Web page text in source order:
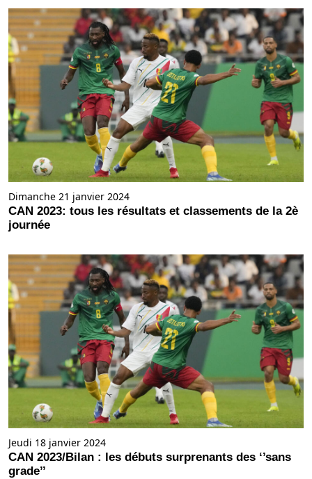
Dimanche 21 janvier 2024
CAN 2023: tous les résultats et classements de la 2è
journée
Jeudi 18 janvier 2024
CAN 2023/Bilan : les débuts surprenants des ‘’sans
grade’’